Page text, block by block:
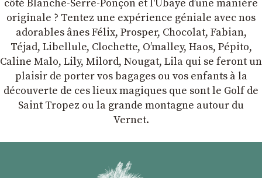
côté Blanche-Serre-Ponçon et l'Ubaye dʼune manière
originale ? Tentez une expérience géniale avec nos
adorables ânes Félix, Prosper, Chocolat, Fabian,
Téjad, Libellule, Clochette, Oʼmalley, Haos, Pépito,
Caline Malo, Lily, Milord, Nougat, Lila qui se feront un
plaisir de porter vos bagages ou vos enfants à la
découverte de ces lieux magiques que sont le Golf de
Saint Tropez ou la grande montagne autour du
Vernet.